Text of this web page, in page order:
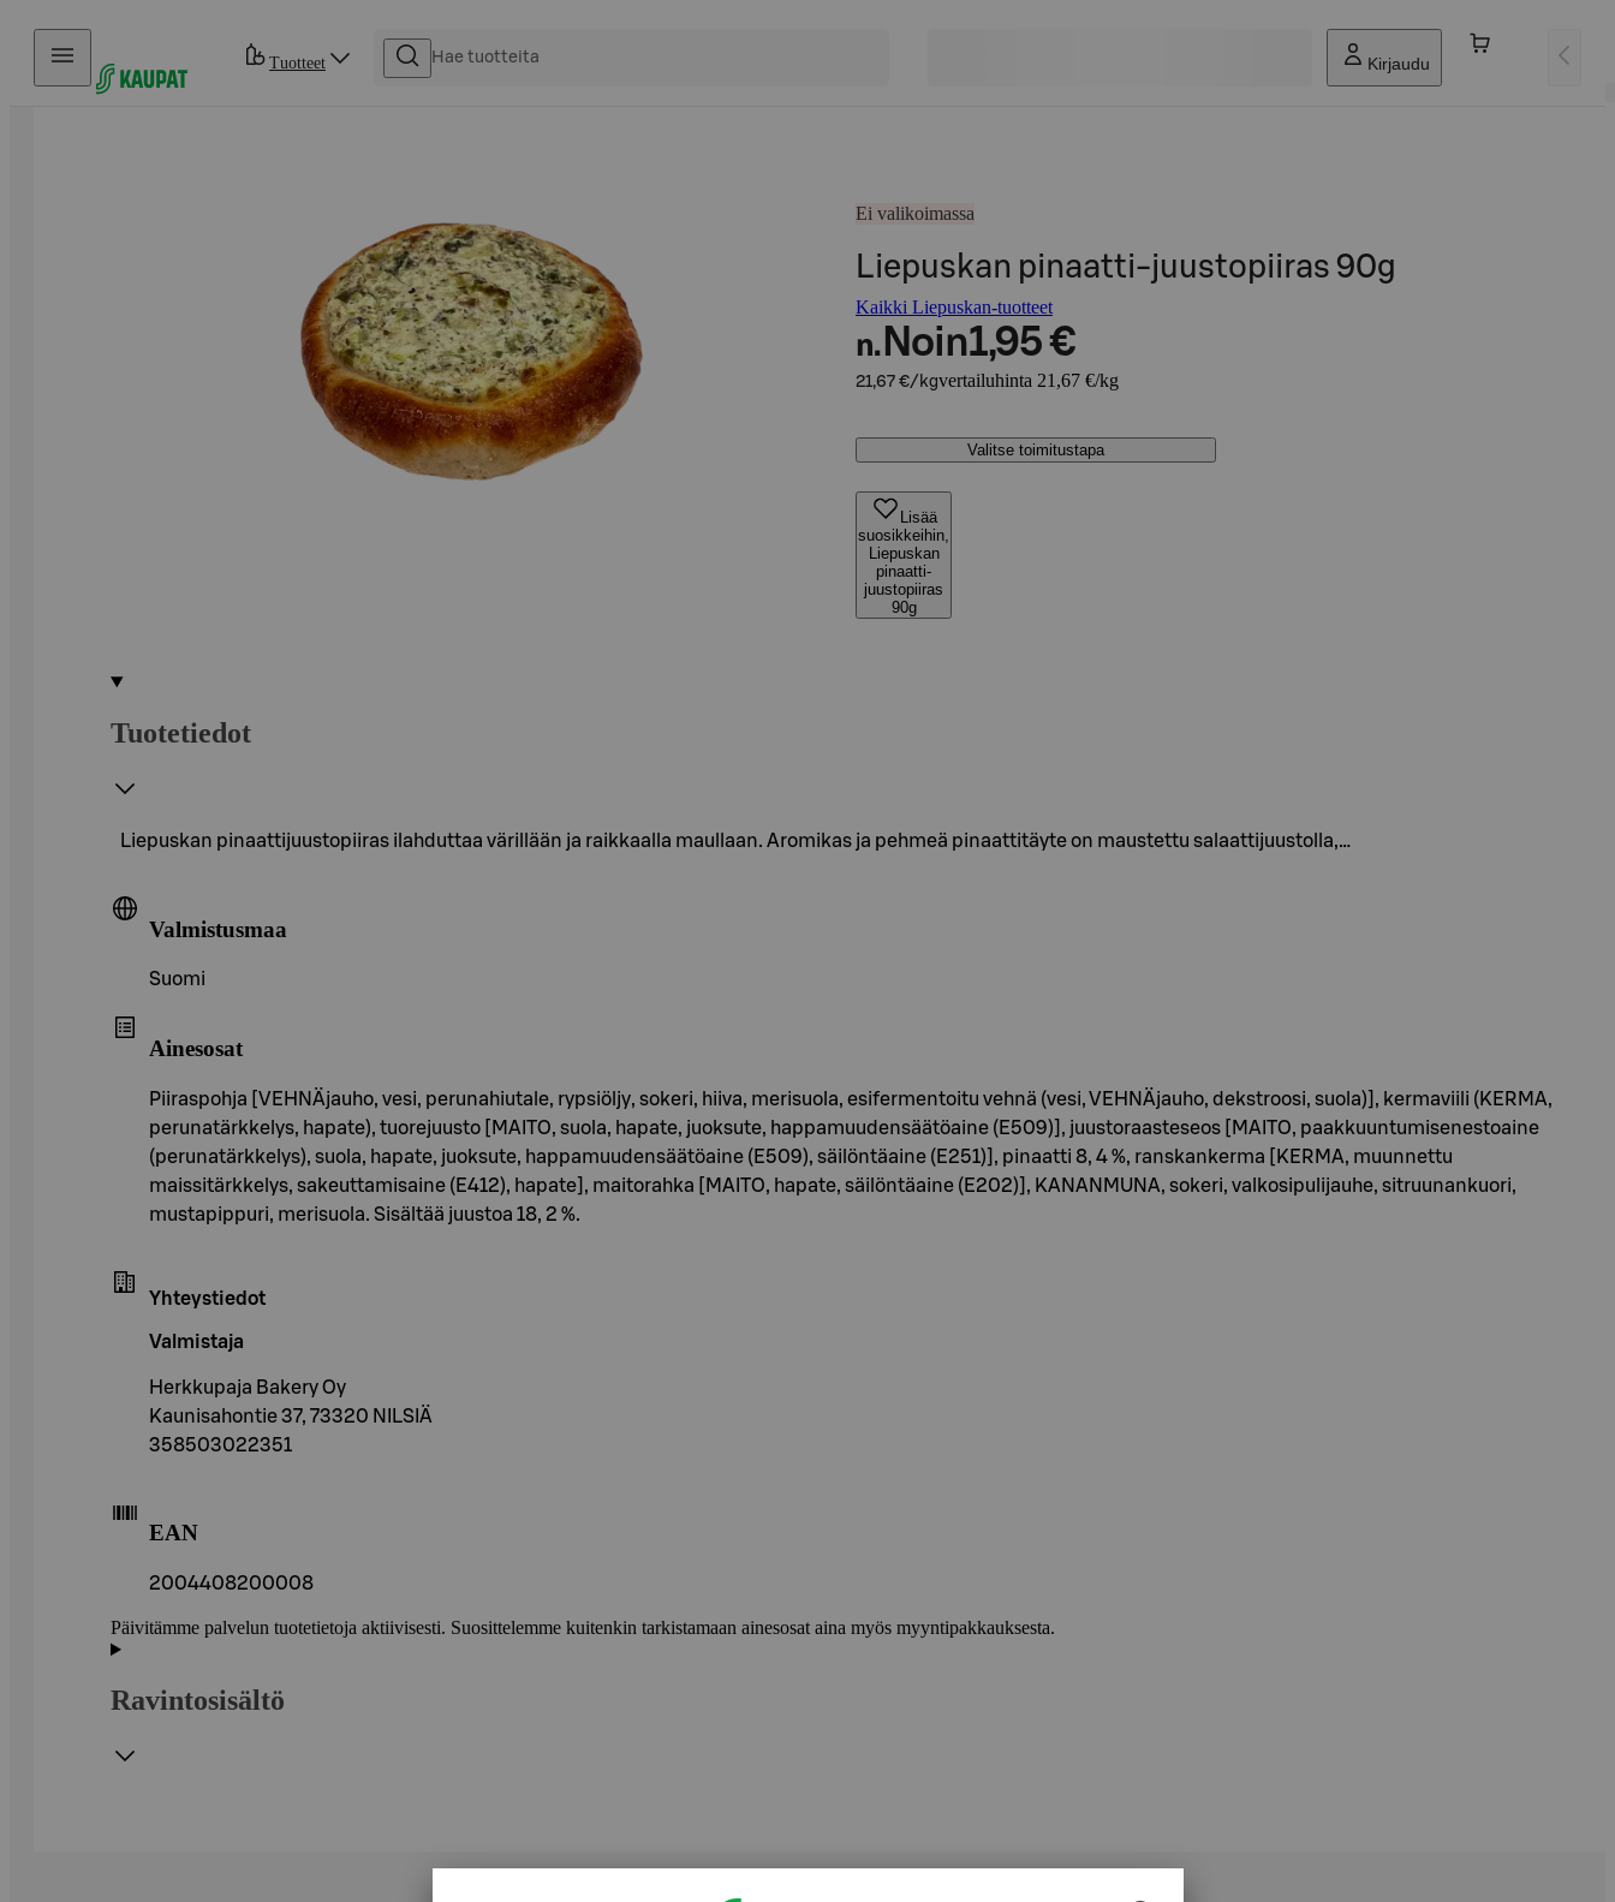
Hyppää sisältöön
Tuotteet Kirjaudu
Ei valikoimassa
Liepuskan pinaatti-juustopiiras 90g
Kaikki Liepuskan-tuotteet
n. Noin1,95 €
21,67 €/kgvertailuhinta 21,67 €/kg
Valitse toimitustapa
Lisää
suosikkeihin,
Liepuskan
pinaatti-
juustopiiras
90g
Tuotetiedot
Liepuskan pinaattijuustopiiras ilahduttaa värillään ja raikkaalla maullaan. Aromikas ja pehmeä pinaattitäyte on maustettu salaattijuustolla,…
Valmistusmaa
Suomi
Ainesosat
Piiraspohja [VEHNÄjauho, vesi, perunahiutale, rypsiöljy, sokeri, hiiva, merisuola, esifermentoitu vehnä (vesi, VEHNÄjauho, dekstroosi, suola)], kermaviili (KERMA,
perunatärkkelys, hapate), tuorejuusto [MAITO, suola, hapate, juoksute, happamuudensäätöaine (E509)], juustoraasteseos [MAITO, paakkuuntumisenestoaine
(perunatärkkelys), suola, hapate, juoksute, happamuudensäätöaine (E509), säilöntäaine (E251)], pinaatti 8, 4 %, ranskankerma [KERMA, muunnettu
maissitärkkelys, sakeuttamisaine (E412), hapate], maitorahka [MAITO, hapate, säilöntäaine (E202)], KANANMUNA, sokeri, valkosipulijauhe, sitruunankuori,
mustapippuri, merisuola. Sisältää juustoa 18, 2 %.
Yhteystiedot
Valmistaja
Herkkupaja Bakery Oy
Kaunisahontie 37, 73320 NILSIÄ
358503022351
EAN
2004408200008
Päivitämme palvelun tuotetietoja aktiivisesti. Suosittelemme kuitenkin tarkistamaan ainesosat aina myös myyntipakkauksesta.
Ravintosisältö